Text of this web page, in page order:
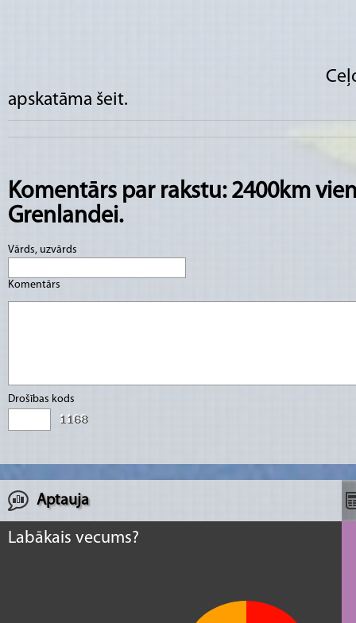
apskatāma šeit.
Komentārs par rakstu: 2400km
Grenlandei.
Vārds, uzvārds
Komentārs
Drošības kods
Aptauja
Labākais vecums?